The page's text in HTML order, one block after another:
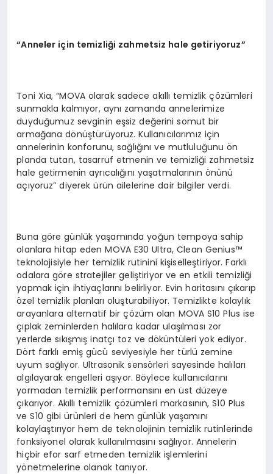
“Anneler için temizliği zahmetsiz hale getiriyoruz”
Toni Xia, “MOVA olarak sadece akıllı temizlik çözümleri
sunmakla kalmıyor, aynı zamanda annelerimize
duyduğumuz sevginin eşsiz değerini somut bir
armağana dönüştürüyoruz. Kullanıcılarımız için
annelerinin konforunu, sağlığını ve mutluluğunu ön
planda tutan, tasarruf etmenin ve temizliği zahmetsiz
hale getirmenin ayrıcalığını yaşatmalarının önünü
açıyoruz” diyerek ürün ailelerine dair bilgiler verdi.
Buna göre günlük yaşamında yoğun tempoya sahip
olanlara hitap eden MOVA E30 Ultra, Clean Genius™
teknolojisiyle her temizlik rutinini kişiselleştiriyor. Farklı
odalara göre stratejiler geliştiriyor ve en etkili temizliği
yapmak için ihtiyaçlarını belirliyor. Evin haritasını çıkarıp
özel temizlik planları oluşturabiliyor. Temizlikte kolaylık
arayanlara alternatif bir çözüm olan MOVA S10 Plus ise
çıplak zeminlerden halılara kadar ulaşılması zor
yerlerde sıkışmış inatçı toz ve döküntüleri yok ediyor.
Dört farklı emiş gücü seviyesiyle her türlü zemine
uyum sağlıyor. Ultrasonik sensörleri sayesinde halıları
algılayarak engelleri aşıyor. Böylece kullanıcılarını
yormadan temizlik performansını en üst düzeye
çıkarıyor. Akıllı temizlik çözümleri markasının, S10 Plus
ve S10 gibi ürünleri de hem günlük yaşamını
kolaylaştırıyor hem de teknolojinin temizlik rutinlerinde
fonksiyonel olarak kullanılmasını sağlıyor. Annelerin
hiçbir efor sarf etmeden temizlik işlemlerini
yönetmelerine olanak tanıyor.